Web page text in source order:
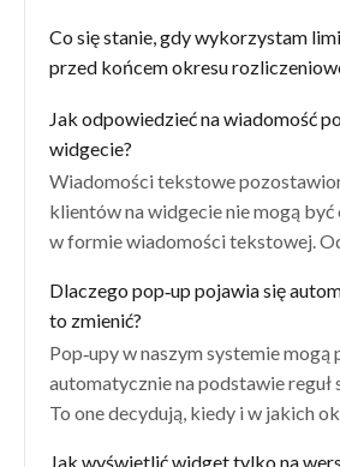
Co się stanie, gdy wykorzystam
przed końcem okresu
Jak odpowiedzieć na wiadomość
widgecie?
Wiadomości tekstowe
klientów na widgecie nie mogą
w formie wiadomości tekstowej.
Dlaczego pop‑up pojawia się
to zmienić?
Pop‑upy w naszym systemie mogą
automatycznie na podstawie reguł
To one decydują, kiedy i w jakich
Jak wyświetlić widget tylko na